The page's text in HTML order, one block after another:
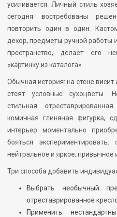
усиливается. Личный стиль
сегодня востребованы
повторить один в один.
декор, предметы ручной работы
пространство, делает его
«картинку из каталога».
Обычная история: на стене висит
стоят условные сухоцветы.
стильная
комичная глиняная фигурка,
интерьер моментально
бояться
нейтральное и яркое, привычное
Три способа добавить
Выбрать необычный
отреставрированное
Применить